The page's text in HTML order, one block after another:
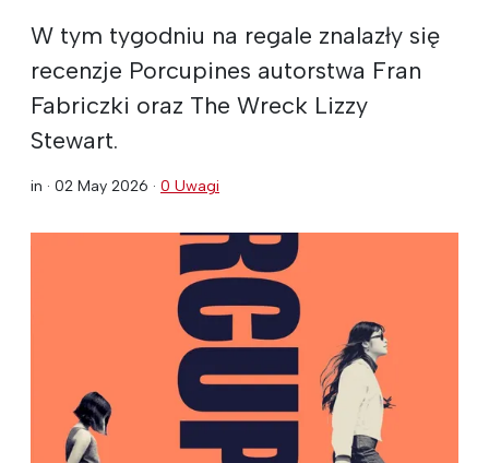
W tym tygodniu na regale znalazły się
recenzje Porcupines autorstwa Fran
Fabriczki oraz The Wreck Lizzy
Stewart.
in · 02 May 2026 · 0 Uwagi